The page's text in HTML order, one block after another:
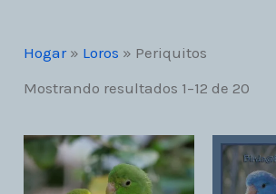
Hogar» Loros » Periquitos
Mostrando resultados 1–12 de 20